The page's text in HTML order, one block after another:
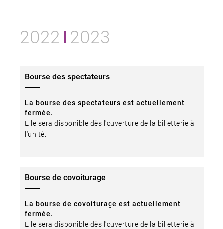
2022 2023
Bourse des spectateurs
La bourse des spectateurs est actuellement
fermée.
Elle sera disponible dès l'ouverture de la billetterie à
l'unité.
Bourse de covoiturage
La bourse de covoiturage est actuellement
fermée.
Elle sera disponible dès l'ouverture de la billetterie à